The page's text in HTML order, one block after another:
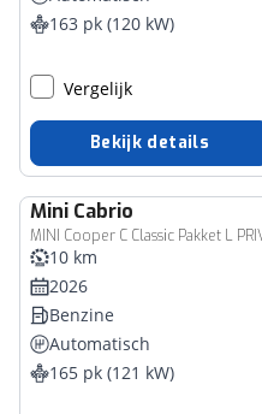
163 pk (120 kW)
Vergelijk
Bekijk details
Mini Cabrio
10 km
2026
Benzine
Automatisch
165 pk (121 kW)